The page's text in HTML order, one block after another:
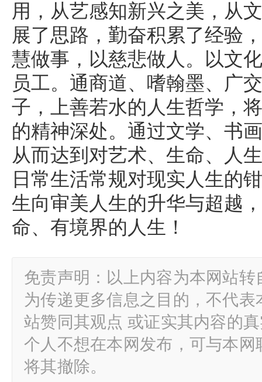
用，从艺感知新兴之美，从
展了思路，勤奋积累了经验
慧做事，以慈悲做人。以文
员工。通商道、嗜翰墨、广
子，上善若水的人生哲学，
的精神深处。通过文学、书
从而达到对艺术、生命、人
日常生活常规对现实人生的
生向审美人生的升华与超越
命、有境界的人生！
免责声明：以上内容为本网站
为传递更多信息之目的，不代
站赞同其观点 或证实其内容的
个人不想在本网发布，可与本
将其撤除。